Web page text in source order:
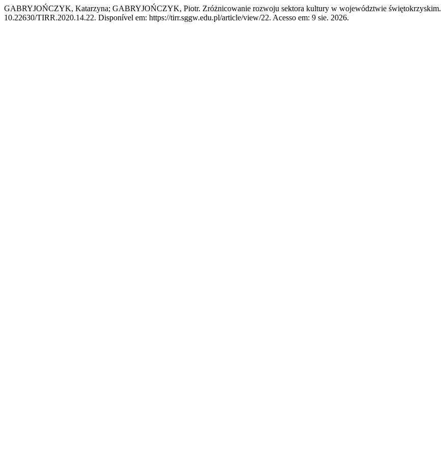
GABRYJOŃCZYK, Katarzyna; GABRYJOŃCZYK, Piotr. Zróżnicowanie rozwoju sektora kultury w województwie świętokrzyskim.
10.22630/TIRR.2020.14.22. Disponível em: https://tirr.sggw.edu.pl/article/view/22. Acesso em: 9 sie. 2026.